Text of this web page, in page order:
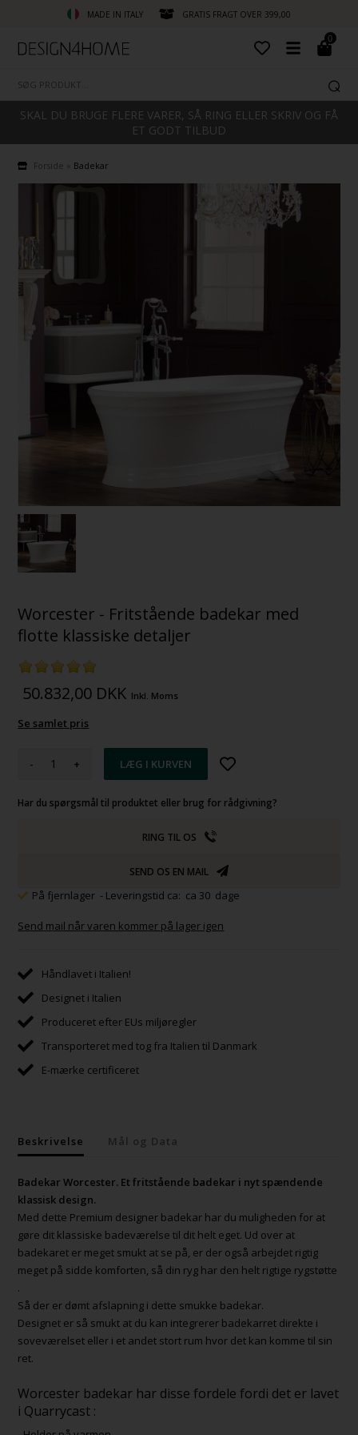
MADE IN ITALY GRATIS FRAGT OVER 399,00
0
SKAL DU BRUGE FLERE VARER, SÅ RING ELLER SKRIV OG FÅ
ET GODT TILBUD
Forside Badekar
Worcester - Fritstående badekar med
flotte klassiske detaljer
50.832,00 DKK Inkl. Moms
Se samlet pris
- +
Har du spørgsmål til produktet eller brug for rådgivning?
RING TIL OS
SEND OS EN MAIL
På fjernlager - Leveringstid ca: ca 30 dage
Send mail når varen kommer på lager igen
Håndlavet i Italien!
Designet i Italien
Produceret efter EUs miljøregler
Transporteret med tog fra Italien til Danmark
E-mærke certificeret
Beskrivelse Mål og Data
Badekar Worcester. Et fritstående badekar i nyt spændende
klassisk design.
Med dette Premium designer badekar har du muligheden for at
gøre dit klassiske badeværelse til dit helt eget. Ud over at
badekaret er meget smukt at se på, er der også arbejdet rigtig
meget på sidde komforten, så din ryg har den helt rigtige rygstøtte
.
Så der er dømt afslapning i dette smukke badekar.
Designet er så smukt at du kan integrerer badekarret direkte i
soveværelset eller i et andet stort rum hvor det kan komme til sin
ret.
Worcester badekar har disse fordele fordi det er lavet
i Quarrycast :